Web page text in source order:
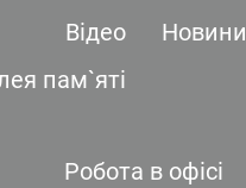
Відео
Новини
пам`яті
Робота в офісі